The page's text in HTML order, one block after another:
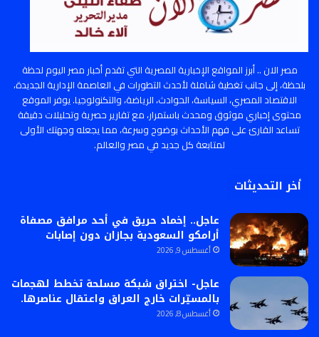
مصر الان .. أبرز المواقع الإخبارية المصرية التي تقدم أخبار مصر اليوم لحظة
بلحظة، إلى جانب تغطية شاملة لأحدث التطورات في العاصمة الإدارية الجديدة،
الاقتصاد المصري، السياسة، الحوادث، الرياضة، والتكنولوجيا. يوفر الموقع
محتوى إخباري موثوق ومحدث باستمرار، مع تقارير حصرية وتحليلات دقيقة
تساعد القارئ على فهم الأحداث بوضوح وسرعة، مما يجعله وجهتك الأولى
لمتابعة كل جديد في مصر والعالم.
أخر التحديثات
عاجل.. إخماد حريق في أحد مرافق مصفاة
أرامكو السعودية بجازان دون إصابات
أغسطس 9, 2026
عاجل- اختراق شبكة مسلحة تخطط لهجمات
بالمسيّرات خارج العراق واعتقال عناصرها.
أغسطس 8, 2026